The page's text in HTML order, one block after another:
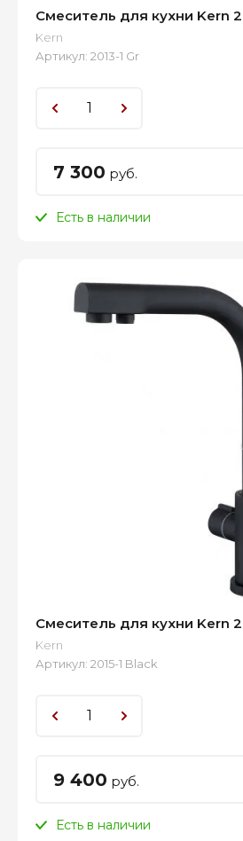
Смеситель для кухни Kern
Kern
Артикул: 2013-1 Gr
7 300 руб.
Есть в наличии
Смеситель для кухни Kern
Kern
Артикул: 2015-1 Black
9 400 руб.
Есть в наличии